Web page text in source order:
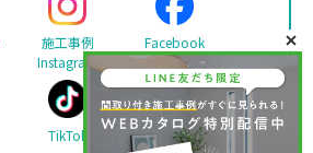
施工事例
Instagram
Facebook
TikTok LINE